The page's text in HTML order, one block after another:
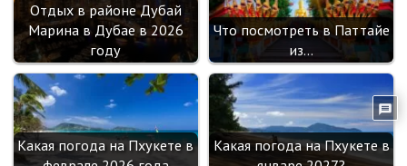
Отдых в районе Дубай
Марина в Дубае в 2026
году
Что посмотреть в Паттайе
из…
Какая погода на Пхукете в
Какая погода на Пхукете в